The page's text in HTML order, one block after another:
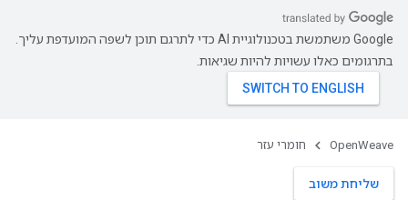
‫Google משתמשת בטכנולוגיית AI כדי לתרגם תוכן לשפה המועדפת עליך.
בתרגומים כאלו עשויות להיות שגיאות.
OpenWeave חומרי עזר
שליחת משוב